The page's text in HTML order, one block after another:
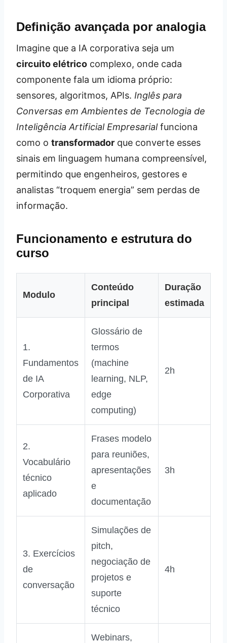
Definição avançada por analogia
Imagine que a IA corporativa seja um
circuito elétrico complexo, onde cada
componente fala um idioma próprio:
sensores, algoritmos, APIs. Inglês para
Conversas em Ambientes de Tecnologia de
Inteligência Artificial Empresarialfunciona
como o transformador que converte esses
sinais em linguagem humana compreensível,
permitindo que engenheiros, gestores e
analistas “troquem energia” sem perdas de
informação.
Funcionamento e estrutura do
curso
Modulo
Conteúdo
principal
Duração
estimada
1.
Fundamentos
de IA
Corporativa
Glossário de
termos
(machine
learning, NLP,
edge
computing)
2h
2.
Vocabulário
técnico
aplicado
Frases modelo
para reuniões,
apresentações
e
documentação
3h
3. Exercícios
de
conversação
Simulações de
pitch,
negociação de
projetos e
suporte
técnico
4h
Webinars,